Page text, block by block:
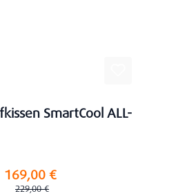
SmartCool ALL-
169,00 €
Regulärer Preis:
229,00 €